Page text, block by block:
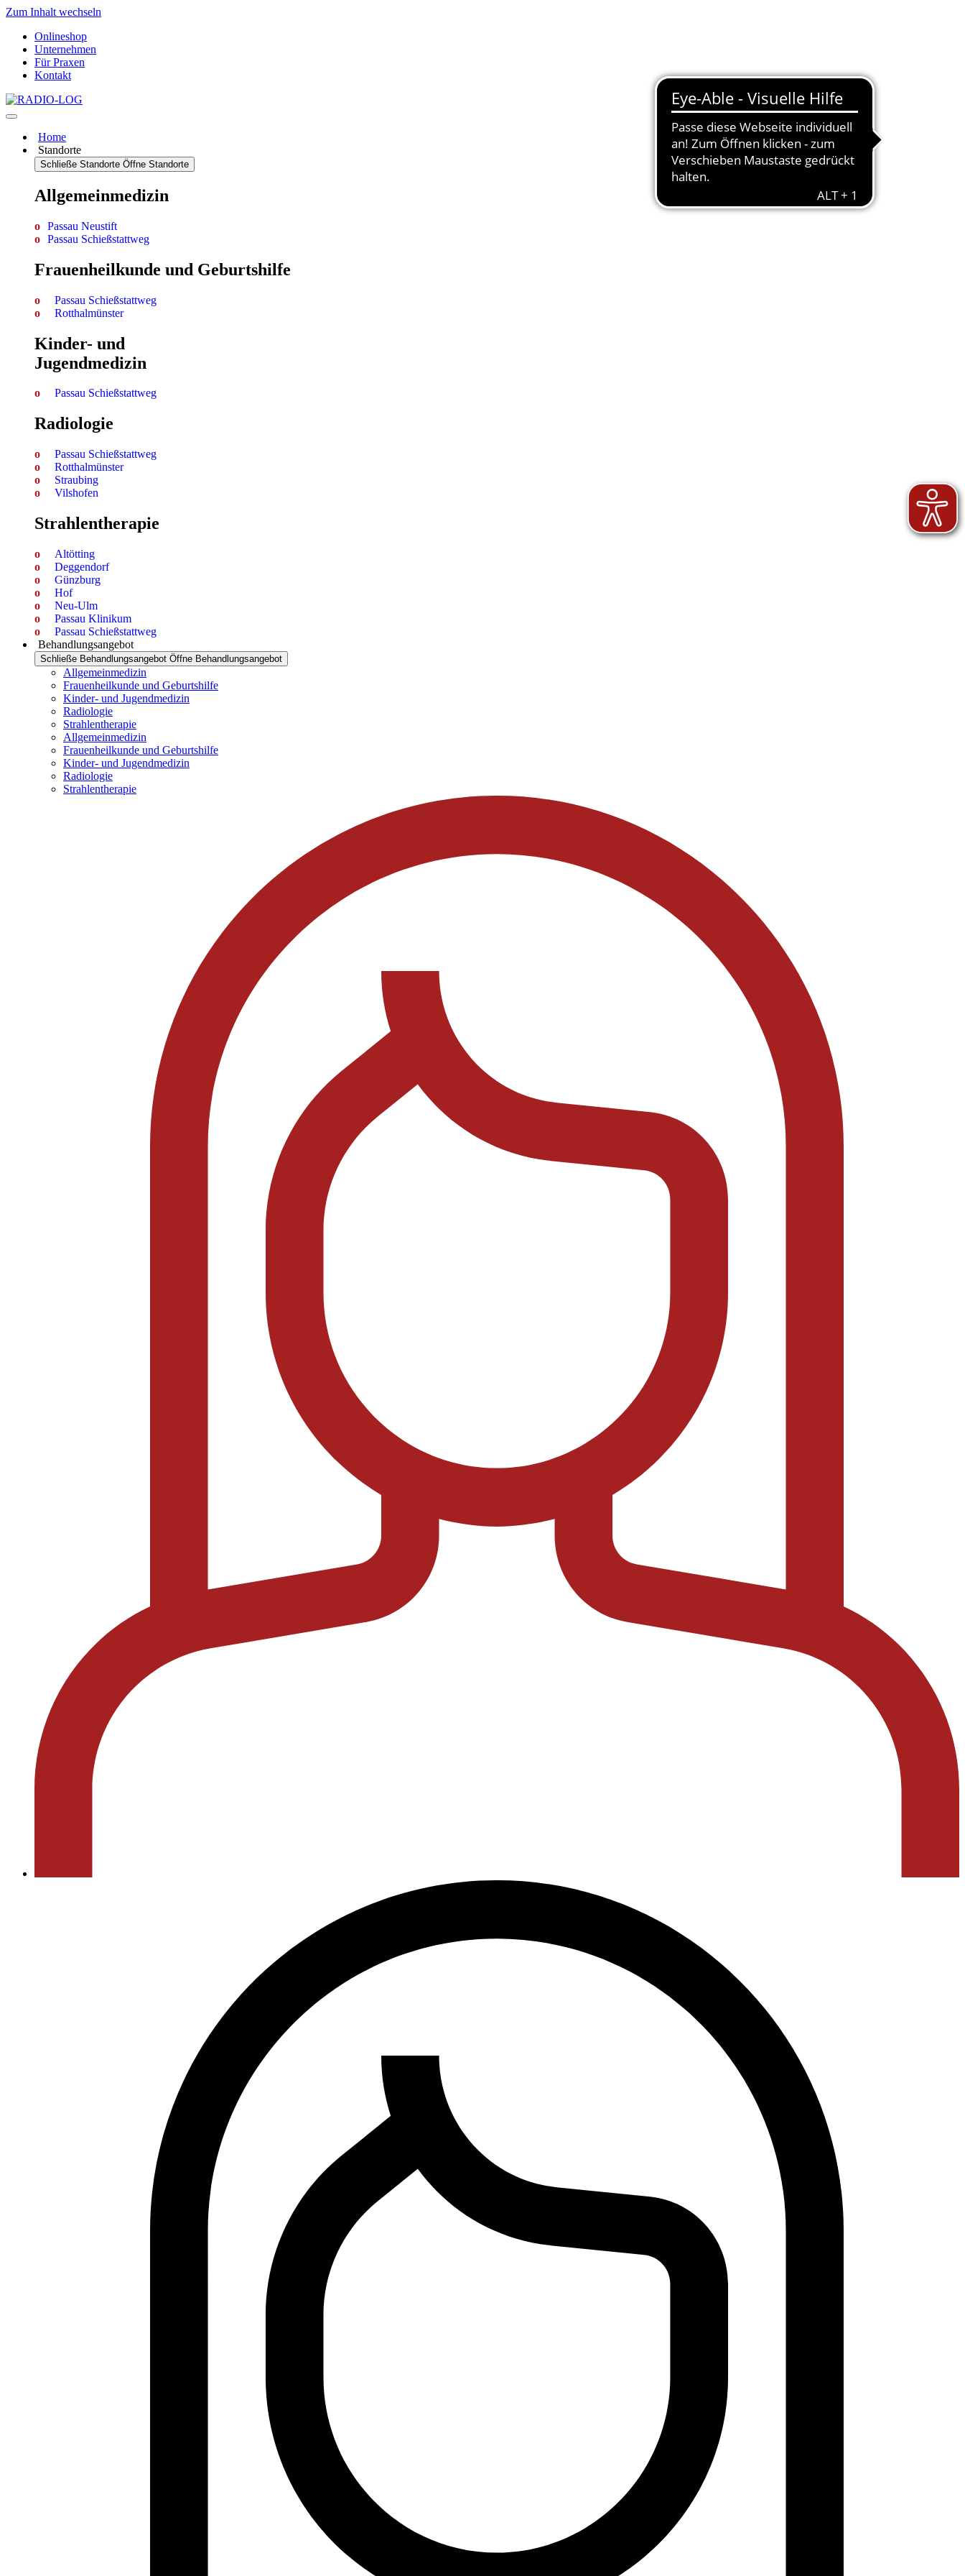
Zum Inhalt wechseln
Onlineshop
Unternehmen
Für Praxen
Kontakt
Home
Standorte
Schließe Standorte Öffne Standorte
Allgemein­medizin
Passau Neustift
Passau Schießstattweg
Frauenheilkunde und Geburtshilfe
Passau Schießstattweg
Rotthalmünster
Kinder- und
Jugendmedizin
Passau Schießstattweg
Radiologie
Passau Schießstattweg
Rotthalmünster
Straubing
Vilshofen
Strahlen­therapie
Altötting
Deggendorf
Günzburg
Hof
Neu-Ulm
Passau Klinikum
Passau Schießstattweg
Behandlungsangebot
Schließe Behandlungsangebot Öffne Behandlungsangebot
Allgemeinmedizin
Frauenheilkunde und Geburtshilfe
Kinder- und Jugendmedizin
Radiologie
Strahlentherapie
Allgemeinmedizin
Frauenheilkunde und Geburtshilfe
Kinder- und Jugendmedizin
Radiologie
Strahlentherapie